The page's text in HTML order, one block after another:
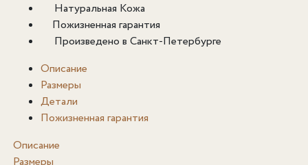
Натуральная Кожа
Пожизненная гарантия
Произведено в Санкт-Петербурге
Описание
Размеры
Детали
Пожизненная гарантия
Описание